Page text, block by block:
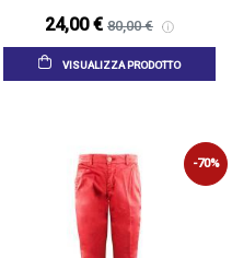
24,00 € 80,00 €
VISUALIZZA PRODOTTO
-70%